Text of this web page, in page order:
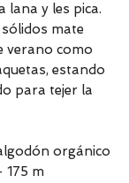
lana y les pica.
mate
verano como
estando
para tejer la
orgánico
m